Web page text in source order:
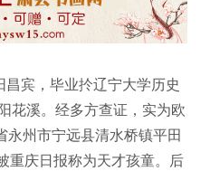
宾，毕业扵辽宁大学历史
花溪。经多方查证，实为欧
州市宁远县清水桥镇平田
重庆日报称为天才孩童。后